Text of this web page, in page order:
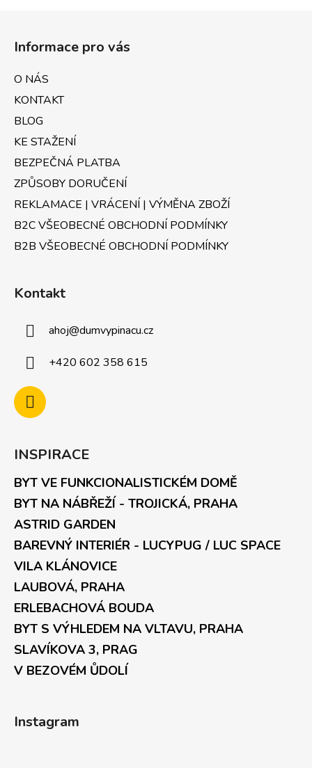
ý
p
i
s
Informace pro vás
O NÁS
KONTAKT
BLOG
KE STAŽENÍ
BEZPEČNÁ PLATBA
ZPŮSOBY DORUČENÍ
REKLAMACE | VRÁCENÍ | VÝMĚNA ZBOŽÍ
B2C VŠEOBECNÉ OBCHODNÍ PODMÍNKY
B2B VŠEOBECNÉ OBCHODNÍ PODMÍNKY
Kontakt
ahoj@dumvypinacu.cz
+420 602 358 615
INSPIRACE
BYT VE FUNKCIONALISTICKÉM DOMĚ
BYT NA NÁBŘEŽÍ - TROJICKÁ, PRAHA
ASTRID GARDEN
BAREVNÝ INTERIÉR - LUCYPUG / LUC SPACE
VILA KLÁNOVICE
LAUBOVÁ, PRAHA
ERLEBACHOVÁ BOUDA
BYT S VÝHLEDEM NA VLTAVU, PRAHA
SLAVÍKOVA 3, PRAG
V BEZOVÉM ŮDOLÍ
Instagram